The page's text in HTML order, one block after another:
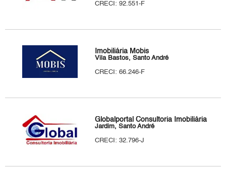
CRECI: 92.551-F
Imobiliária Mobis
Vila Bastos, Santo André
CRECI: 66.246-F
Globalportal Consultoria Imobiliária
Jardim, Santo André
CRECI: 32.796-J